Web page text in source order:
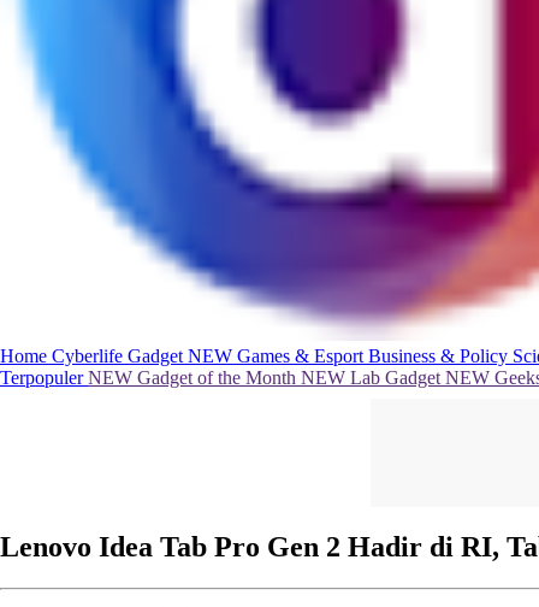
Home Cyberlife Gadget NEW Games & Esport Business & Policy
TerpopulerNEW Gadget of the Month NEW Lab Gadget NEW
Lenovo Idea Tab Pro Gen 2 Hadir di RI,